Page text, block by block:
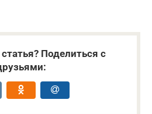
Поделиться с